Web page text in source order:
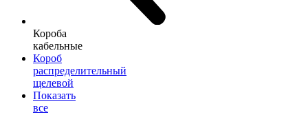
Короба
кабельные
Короб
распределительный
щелевой
Показать
все